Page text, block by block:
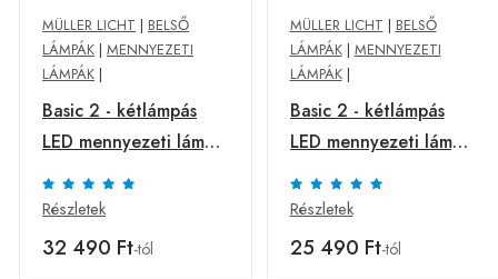
MÜLLER LICHT | BELSŐ
LÁMPÁK | MENNYEZETI
LÁMPÁK |
Basic 2 - kétlámpás
LED mennyezeti lámpa
150cm
Részletek
32 490 Ft-tól
MÜLLER LICHT | BELSŐ
LÁMPÁK| MENNYEZETI
LÁMPÁK|
Basic 2 - kétlámpás
LED mennyezeti lámpa
- 90cm
Részletek
25 490 Ft-tól